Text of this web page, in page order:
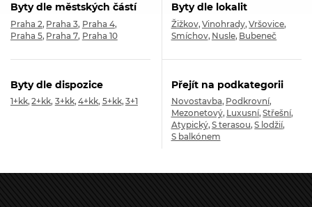
Byty dle městských částí
Praha 2 Praha 3 Praha 4
Praha 5 Praha 7 Praha 10
Byty dle lokalit
Žižkov Vinohrady Vršovice
Smíchov Nusle Bubeneč
Byty dle dispozice
1+kk 2+kk 3+kk 4+kk 5+kk 3+1
Přejít na podkategorii
Novostavba Podkrovní
Mezonetový Luxusní Střešní
Atypický S terasou S lodžií
S balkónem